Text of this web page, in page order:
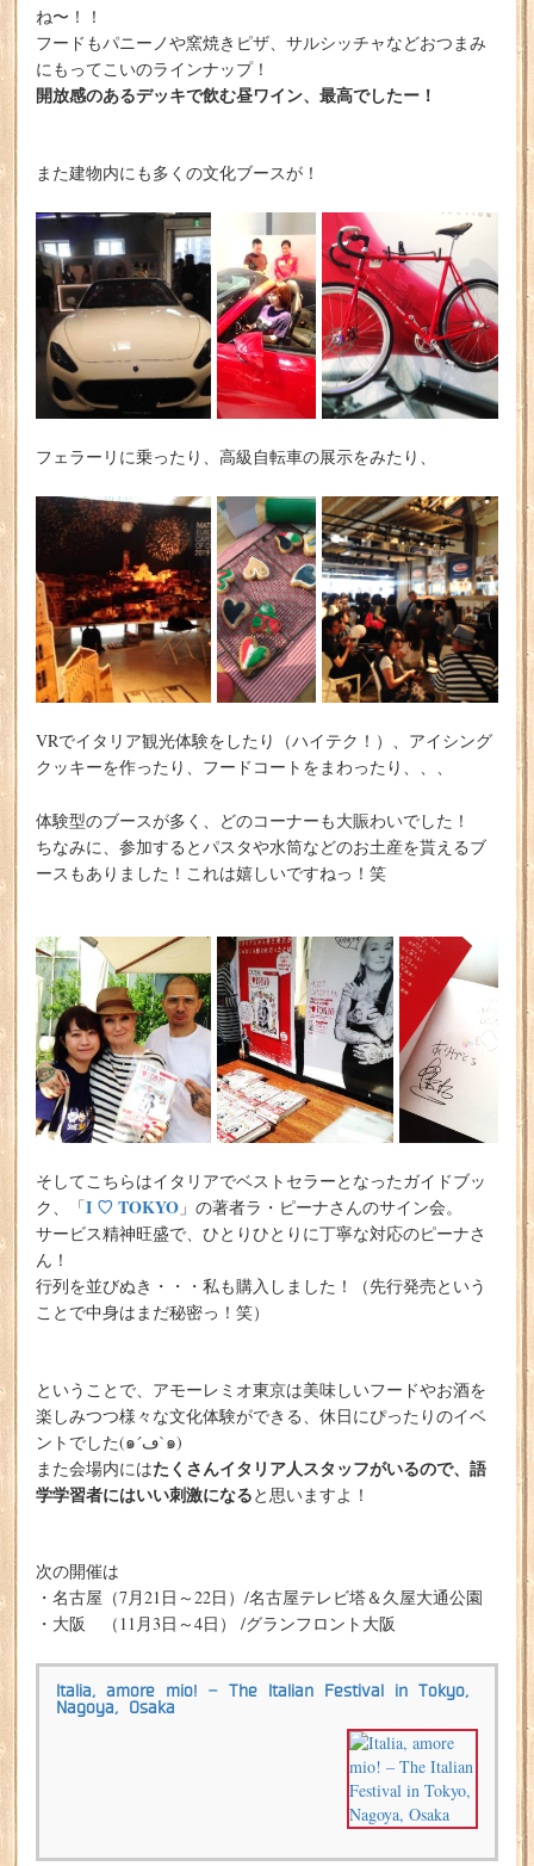
ね〜！！
フードもパニーノや窯焼きピザ、サルシッチャなどおつまみ
にもってこいのラインナップ！
開放感のあるデッキで飲む昼ワイン、最高でしたー！
また建物内にも多くの文化ブースが！
フェラーリに乗ったり、高級自転車の展示をみたり、
VRでイタリア観光体験をしたり（ハイテク！）、アイシング
クッキーを作ったり、フードコートをまわったり、、、
体験型のブースが多く、どのコーナーも大賑わいでした！
ちなみに、参加するとパスタや水筒などのお土産を貰えるブ
ースもありました！これは嬉しいですねっ！笑
そしてこちらはイタリアでベストセラーとなったガイドブッ
ク、「I ♡ TOKYO 」の著者ラ・ピーナさんのサイン会。
サービス精神旺盛で、ひとりひとりに丁寧な対応のピーナさ
ん！
行列を並びぬき・・・私も購入しました！（先行発売という
ことで中身はまだ秘密っ！笑）
ということで、アモーレミオ東京は美味しいフードやお酒を
楽しみつつ様々な文化体験ができる、休日にぴったりのイベ
ントでした(๑´ڡ`๑)
また会場内にはたくさんイタリア人スタッフがいるので、語
学学習者にはいい刺激になると思いますよ！
次の開催は
・名古屋（7月21日～22日）/名古屋テレビ塔＆久屋大通公園
・大阪 （11月3日～4日） /グランフロント大阪
Italia, amore mio! – The Italian Festival in Tokyo,
Nagoya, Osaka